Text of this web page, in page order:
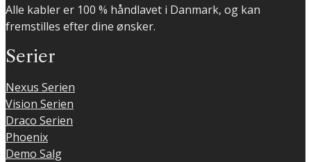
vælges
på
Alle kabler er 100 % håndlavet i Danmark, og kan
fremstilles efter dine ønsker.
Serier
Nexus Serien
Vision Serien
Draco Serien
Phoenix
Demo Salg